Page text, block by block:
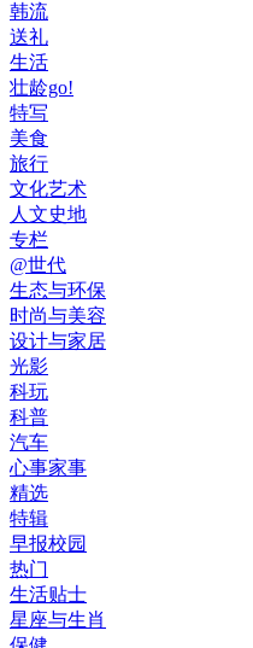
韩流
送礼
生活
壮龄go!
特写
美食
旅行
文化艺术
人文史地
专栏
@世代
生态与环保
时尚与美容
设计与家居
光影
科玩
科普
汽车
心事家事
精选
特辑
早报校园
热门
生活贴士
星座与生肖